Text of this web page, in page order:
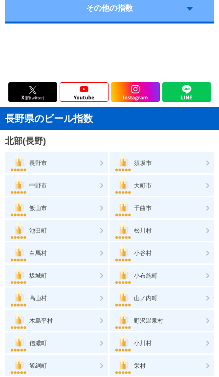
その他の指数
長野県のビール指数
北部(長野)
長野市 須坂市
中野市 大町市
飯山市 千曲市
池田町 松川村
白馬村 小谷村
坂城町 小布施町
高山村 山ノ内町
木島平村 野沢温泉村
信濃町 小川村
飯綱町 栄村